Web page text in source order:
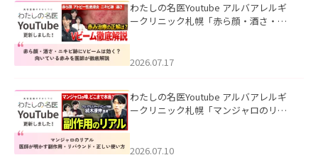
わたしの名医Youtube アルバアレルギ
ークリニック札幌「赤ら顔・酒さ・ニ
した。
2026.07.17
わたしの名医Youtube アルバアレルギ
ークリニック札幌「マンジャロのリア
た。
2026.07.10